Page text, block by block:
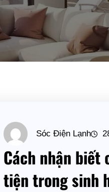
Sóc Điện Lạnh
Cách nhận biết
tiện trong sinh